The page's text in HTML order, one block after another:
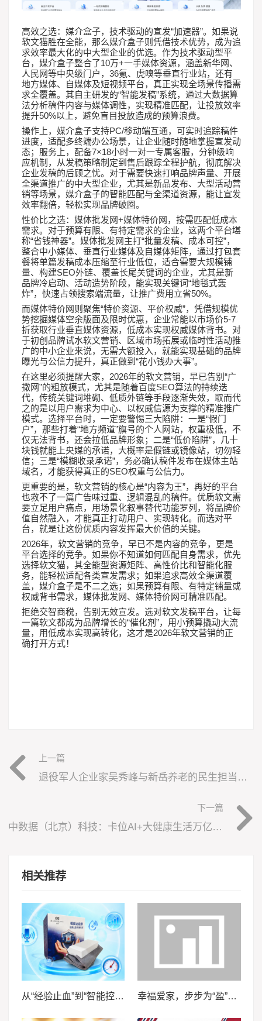
高效之选：媒介盒子，技术驱动的宣发“加速器”。如果说
软文猫胜在全能，那么媒介盒子则凭借技术优势，成为追
求效率最大化的中大型企业的优选。作为技术驱动型平
台，媒介盒子整合了10万+一手媒体资源，涵盖新华网、
人民网等中央级门户， 36氪、虎嗅等垂直行业站，还有
地方媒体、自媒体及短视频平台，真正实现全场景传播需
求全覆盖。其自主研发的“智能发稿”系统，通过大数据算
法分析稿件内容与媒体调性，实现精准匹配，让投放效率
提升50%以上，避免盲目投放造成的预算浪费。
操作上，媒介盒子支持PC/移动端互通，可实时追踪稿件
进度，适配多终端办公场景，让企业随时随地掌握宣发动
态；服务上，配备7×18小时一对一专属客服，分钟级响
应机制，从发稿策略制定到售后跟踪全程护航，彻底解决
企业发稿的后顾之忧。对于需要快速打响品牌声量、开展
全渠道推广的中大型企业，尤其是新品发布、大型活动营
销等场景，媒介盒子的智能匹配与全渠道资源，能让宣发
效率翻倍，轻松实现品牌破圈。
性价比之选：媒体批发网+媒体特价网，按需匹配低成本
需求。对于预算有限、有特定需求的企业，这两个平台堪
称“省钱神器”。媒体批发网主打“批量发稿、成本可控”，
整合中小媒体、垂直行业媒体及自媒体矩阵，通过打包套
餐将单篇发稿成本压缩至行业低位，适合需要大规模铺
量、构建SEO外链、覆盖长尾关键词的企业，尤其是新
品牌冷启动、活动造势阶段，能实现关键词“地毯式轰
炸”，快速占领搜索端流量，让推广费用立省50%。
而媒体特价网则聚焦“特价资源、平价权威”，凭借规模优
势挖掘媒体空余版面及限时优惠，企业常能以市场价5-7
折获取行业垂直媒体资源，低成本实现权威媒体背书。对
于初创品牌试水软文营销、区域市场拓展或临时性活动推
广的中小企业来说，无需大额投入，就能实现基础的品牌
曝光与公信力提升，真正做到 “花小钱办大事”。
在这里必须提醒大家， 2026年的软文营销，早已告别 “广
撒网”的粗放模式，尤其是随着百度SEO算法的持续迭
代，传统关键词堆砌、低质外链等手段逐渐失效，取而代
之的是以用户需求为中心、以权威信源为支撑的精准推广
模式。选择平台时，一定要警惕三大陷阱：一是“假门
户”，那些打着“地方频道”旗号的个人网站，权重极低，不
仅无法背书，还会拉低品牌形象；二是“低价陷阱”，几十
块钱就能上央媒的承诺，大概率是假链或镜像站，切勿轻
信；三是“模糊收录承诺”，务必确认稿件发布在媒体主站
域名，才能获得真正的SEO权重与公信力。
更重要的是，软文营销的核心是“内容为王”，再好的平台
也救不了一篇广告味过重、逻辑混乱的稿件。优质软文需
要立足用户痛点，用场景化叙事替代功能罗列，将品牌价
值自然融入，才能真正打动用户、实现转化。而选对平
台，就是让这份优质内容发挥最大价值的关键。
2026年，软文营销的竞争，早已不是内容的竞争，更是
平台选择的竞争。如果你不知道如何匹配自身需求，优先
选择软文猫，其全能型资源矩阵、高性价比和智能化服
务，能轻松适配各类宣发需求；如果追求高效全渠道覆
盖，媒介盒子是不二之选；如果预算有限、有特定铺量或
权威背书需求，媒体批发网、媒体特价网可精准匹配。
拒绝交智商税，告别无效宣发。选对软文发稿平台，让每
一篇软文都成为品牌增长的“催化剂 ”，用小预算撬动大流
量，用低成本实现高转化，这才是2026年软文营销的正
确打开方式！
上一篇
退役军人企业家吴秀峰与新岳养老的民生担当之路
下一篇
中数据（北京）科技：卡位AI+大健康生活万亿赛道，长期布局静待花开
相关推荐
从“经验止血”到“智能控压”——安徽医科大学“血卫”团队推动止血装备智能化升级 幸福爱家，步步为“盈”，泰康泰盈人生2026锚定现金流，重构养老想象力